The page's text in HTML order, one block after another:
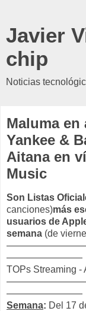
Javier
chip
Noticias
Maluma en
Yankee &
Aitana en
Music
Son Listas
canciones)más
usuarios de
semana (de
————————
TOPs Streaming -
————————
Semana: Del 17